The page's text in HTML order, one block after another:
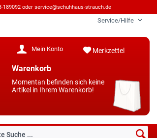
189092 oder service@schuhhaus-strauch.de
Service/Hilfe
Merkzettel
Mein Konto
Warenkorb
Momentan befinden sich keine
Artikel in Ihrem Warenkorb!